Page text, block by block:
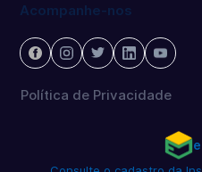
Acompanhe-nos
Política de Privacidade